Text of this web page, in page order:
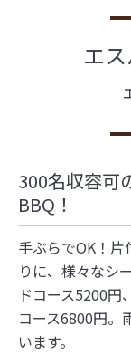
エ
300名収容可
BBQ！
手ぶらでOK！
りに、様々なシ
ドコース5200円
コース6800円。
います。